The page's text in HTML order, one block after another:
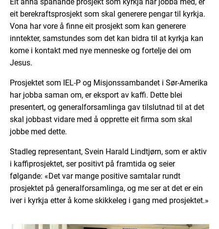
eit berekraftsprosjekt som skal generere pengar til kyrkja.
Vona har vore å finne eit prosjekt som kan generere
inntekter, samstundes som det kan bidra til at kyrkja kan
kome i kontakt med nye menneske og fortelje dei om
Jesus.
Prosjektet som IEL-P og Misjonssambandet i Sør-Amerika
har jobba saman om, er eksport av kaffi. Dette blei
presentert, og generalforsamlinga gav tilslutnad til at det
skal jobbast vidare med å opprette eit firma som skal
jobbe med dette.
Stadleg representant, Svein Harald Lindtjørn, som er aktiv
i kaffiprosjektet, ser positivt på framtida og seier
følgande: «Det var mange positive samtalar rundt
prosjektet på generalforsamlinga, og me ser at det er ein
iver i kyrkja etter å kome skikkeleg i gang med prosjektet.»